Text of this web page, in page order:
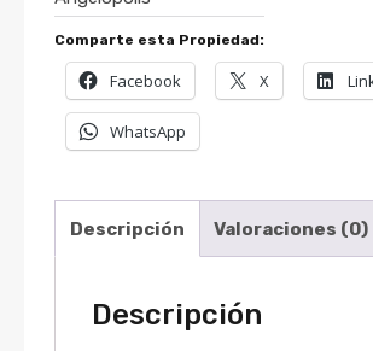
Comparte esta Propiedad:
Facebook X
WhatsApp
Descripción Valoraciones (0)
Descripción